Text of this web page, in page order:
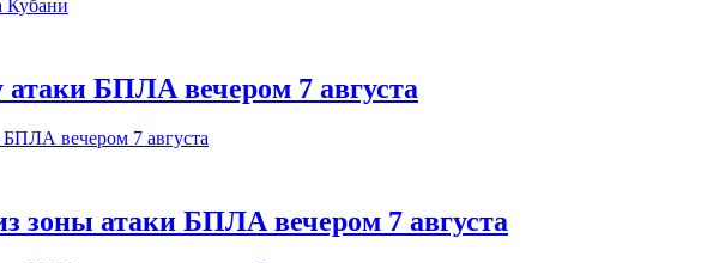
атаки БПЛА вечером 7 августа
зоны атаки БПЛА вечером 7 августа